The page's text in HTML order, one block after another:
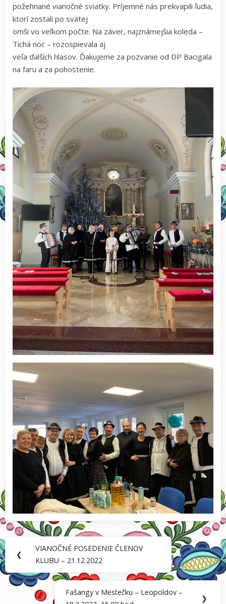
požehnané vianočné sviatky. Príjemné nás prekvapili ľudia,
ktorí zostali po svätej
omši vo veľkom počte. Na záver, najznámejšia koleda –
Tichá noc – rozospievala aj
veľa ďalších hlasov. Ďakujeme za pozvanie od DP Bacigala
na faru a za pohostenie.
Navigácia
v
článku
❮
Previous
Post:
VIANOČNÉ POSEDENIE ČLENOV
KLUBU – 21.12.2022
Next
Fašangy v Mestečku – Leopoldov –
❯